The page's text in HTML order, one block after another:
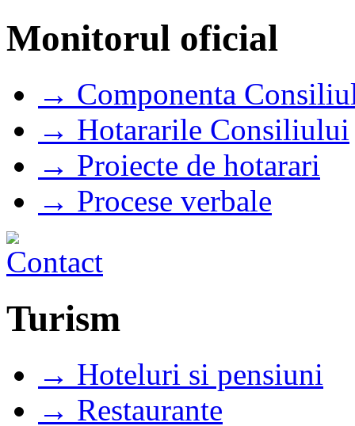
Monitorul oficial
→ Componenta
→ Hotararile Consiliului
→ Proiecte de hotarari
→ Procese verbale
Turism
→ Hoteluri si pensiuni
→ Restaurante